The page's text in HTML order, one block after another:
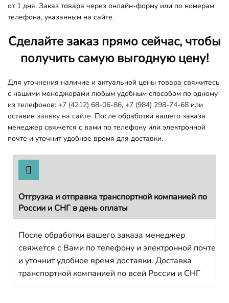
от 1 дня. Заказ товара через онлайн-форму или по номерам
телефона, указанным на сайте.
Сделайте заказ прямо сейчас, чтобы
получить самую выгодную цену!
Для уточнения наличие и актуальной цены товара свяжитесь
с нашими менеджерами любым удобным способом по одному
из телефонов: +7 (4212) 68-06-86, +7 (984) 298-74-68 или
оставив заявку на сайте. После обработки вашего заказа
менеджер свяжется с вами по телефону или электронной
почте и уточнит удобное время для доставки.
Отгрузка и отправка транспортной компанией по
России и СНГ в день оплаты
После обработки вашего заказа менеджер
свяжется с Вами по телефону и электронной почте
и уточнит удобное время доставки. Доставка
транспортной компанией по всей России и СНГ